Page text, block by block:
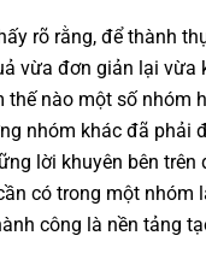
rõ rằng, để thành
vừa đơn giản lại vừa
thế nào một số nhóm
nhóm khác đã phải
lời khuyên bên trên
có trong một nhóm
công là nền tảng